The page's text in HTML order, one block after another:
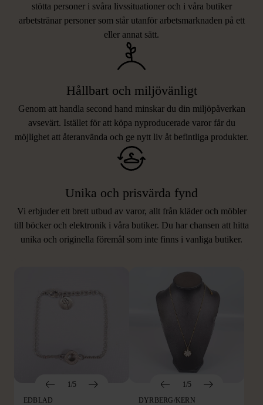
stötta personer i svåra livssituationer och i våra butiker
arbetstränar personer som står utanför arbetsmarknaden på ett
eller annat sätt.
Hållbart och miljövänligt
Genom att handla second hand minskar du din miljöpåverkan
avsevärt. Istället för att köpa nyproducerade varor får du
möjlighet att återanvända och ge nytt liv åt befintliga produkter.
Unika och prisvärda fynd
Vi erbjuder ett brett utbud av varor, allt från kläder och möbler
till böcker och elektronik i våra butiker. Du har chansen att hitta
unika och originella föremål som inte finns i vanliga butiker.
LIKNANDE PRODUKTER
Hitta produkter som påminner om denna
1/5
EDBLAD
1/5
DYRBERG/KERN